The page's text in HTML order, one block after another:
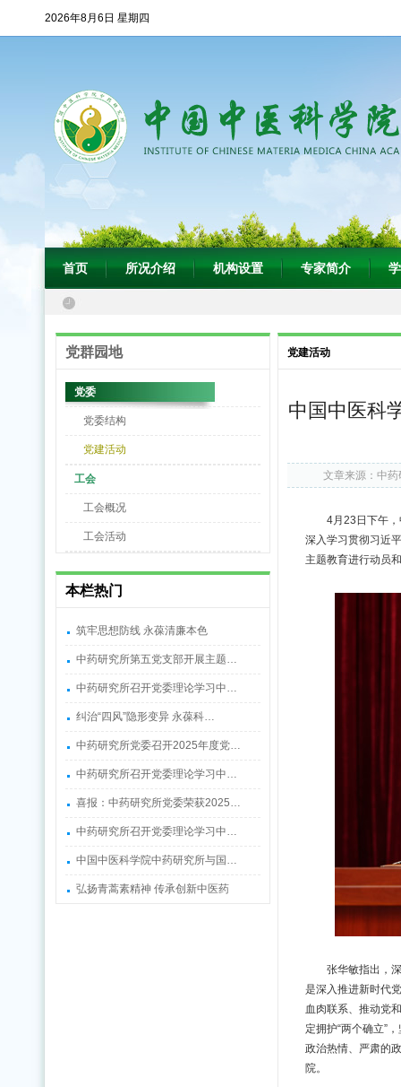
2026年8月6日 星期四
首页 所况介绍 机构设置 专家简介
党群园地
党委
党委结构
党建活动
工会
工会概况
工会活动
本栏热门
筑牢思想防线 永葆清廉本色
中药研究所第五党支部开展主题…
中药研究所召开党委理论学习中…
纠治“四风”隐形变异 永葆科…
中药研究所党委召开2025年度党…
中药研究所召开党委理论学习中…
喜报：中药研究所党委荣获2025…
中药研究所召开党委理论学习中…
中国中医科学院中药研究所与国…
弘扬青蒿素精神 传承创新中医药
党建活动
中国中医科
文章来源：中
4月23日下午
深入学习贯彻习近
主题教育进行动员
张华敏指出，
是深入推进新时代
血肉联系、推动党
定拥护“两个确立”
政治热情、严肃的
院。